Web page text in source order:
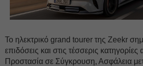
Το ηλεκτρικό grand tourer της Zeekr
επιδόσεις και στις τέσσερις κατηγορίες
Προστασία σε Σύγκρουση, Ασφάλεια